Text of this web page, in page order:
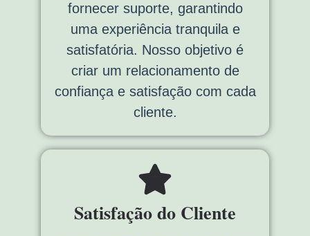
fornecer suporte, garantindo
uma experiência tranquila e
satisfatória. Nosso objetivo é
criar um relacionamento de
confiança e satisfação com cada
cliente.
Satisfação do Cliente